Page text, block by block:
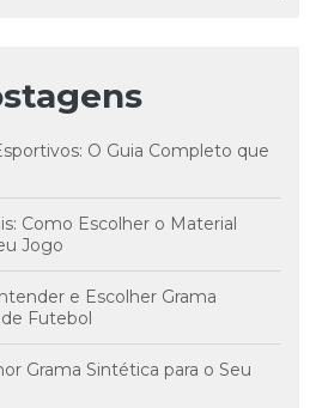
O Guia Completo que
Como Escolher o Material
Jogo
e Escolher Grama
Futebol
Grama Sintética para o Seu